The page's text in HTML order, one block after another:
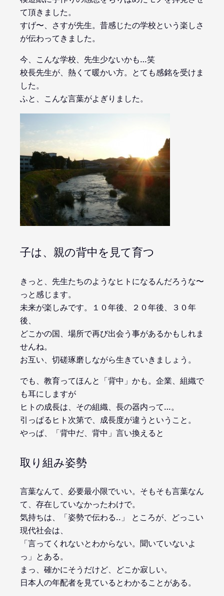
て頂きました。
すげ〜、さすが先生。昔感じたの学校という楽しさ
が伝わってきました。
今、こんな学校、先生少ないかも…笑
校長先生が、熱くて暖かい方。とても感銘を受けま
した。
ふと、こんな言葉がよぎりました。
子は、親の背中を見て育つ
きっと、先生たちのようなヒトになるんだろうな〜
っと感じます。
未来が楽しみです。１０年後、２０年後、３０年
後、
どこかの国、場所で再び出会う事があるかもしれま
せんね。
お互い、切磋琢磨しながら生きていきましょう。
でも、教育ってほんと「背中」かも。企業、組織で
も耳にしますが
ヒトの成長は、その組織、長の器内って…。
引っぱるヒト次第で、成長度が違うということ。
やっぱ、「背中だ、背中」言い換えると
取り組み姿勢
言葉なんて、必要最小限でいい。そもそも言葉なん
て、存在していなかったわけで。
気持ちは、「姿勢で伝わる..」 ところが、どっこい
現代社会は、
「言ってくれないとわからない。聞いていないよ
っ」とある。
まっ、確かにそうだけど、どこか寂しい。
日本人の年配者を見ているとわかることがある。